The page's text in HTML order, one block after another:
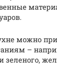
можно
–
зеленого,